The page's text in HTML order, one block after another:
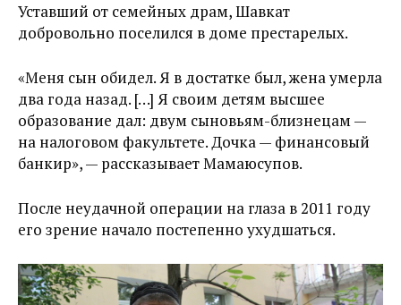
Уставший от семейных драм, Шавкат
добровольно поселился в доме престарелых.
«Меня сын обидел. Я в достатке был, жена умерла
два года назад. […] Я своим детям высшее
образование дал: двум сыновьям-близнецам —
на налоговом факультете. Дочка — финансовый
банкир», — рассказывает Мамаюсупов.
После неудачной операции на глаза в 2011 году
его зрение начало постепенно ухудшаться.